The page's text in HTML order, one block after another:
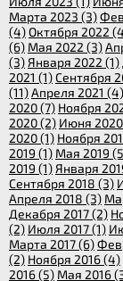
Марта 2023 (3)
(4)Октября 2022
(6) Мая 2022 (3)
(3) Января 2022 (1)
2021 (1)Сентября
(11)Апреля 2021 (4)
2020 (7) Ноября
2020 (2) Июня
2020 (1) Ноября
2019 (1) Мая 2019
2019 (1) Января
Сентября 2018 (3)
Апреля 2018 (3)
Декабря 2017 (2)
(2) Июля 2017 (1)
Марта 2017 (6)
(2) Ноября 2016 (4)
2016 (5) Мая 2016